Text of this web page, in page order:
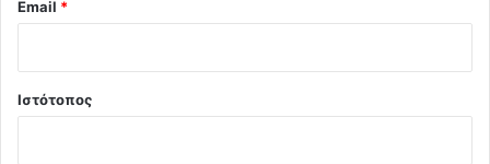
Email *
Ιστότοπος